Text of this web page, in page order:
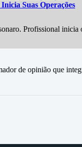
Suas Operações
Profissional inicia
de opinião que